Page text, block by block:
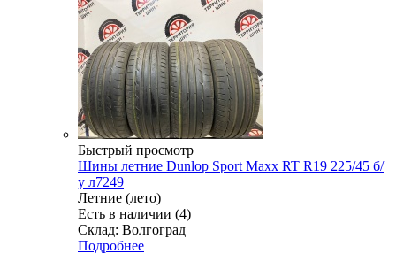
Быстрый просмотр
Шины летние Dunlop Sport Maxx RT R19 225/45 б/
у л7249
Летние (лето)
Есть в наличии (4)
Склад: Волгоград
Подробнее